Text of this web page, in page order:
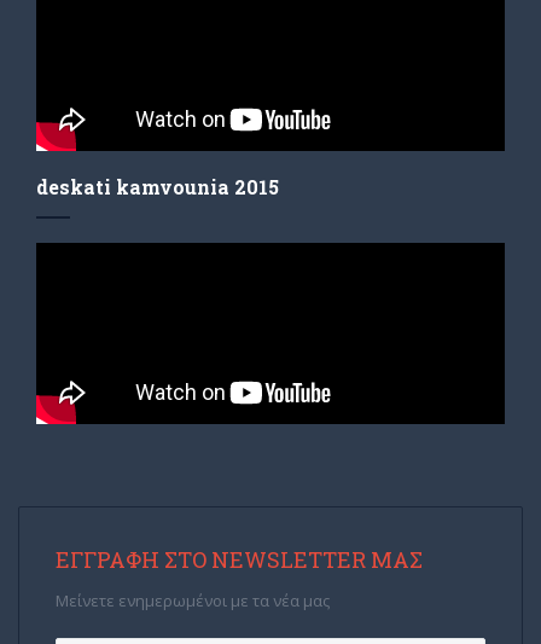
deskati kamvounia 2015
ΕΓΓΡΑΦΉ ΣΤΟ NEWSLETTER ΜΑΣ
Μείνετε ενημερωμένοι με τα νέα μας